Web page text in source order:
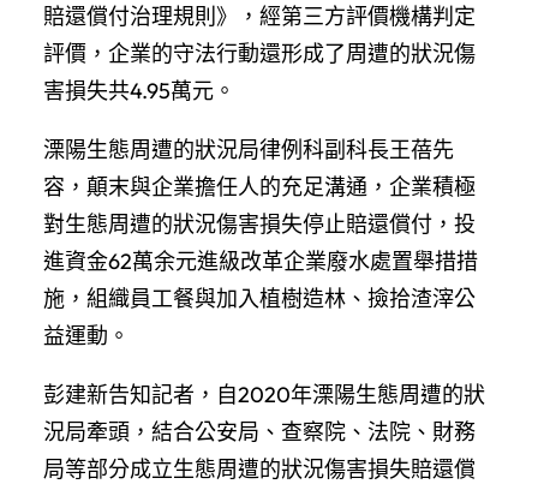
賠還償付治理規則》，經第三方評價機構判定
評價，企業的守法行動還形成了周遭的狀況傷
害損失共4.95萬元。
溧陽生態周遭的狀況局律例科副科長王蓓先
容，顛末與企業擔任人的充足溝通，企業積極
對生態周遭的狀況傷害損失停止賠還償付，投
進資金62萬余元進級改革企業廢水處置舉措措
施，組織員工餐與加入植樹造林、撿拾渣滓公
益運動。
彭建新告知記者，自2020年溧陽生態周遭的狀
況局牽頭，結合公安局、查察院、法院、財務
局等部分成立生態周遭的狀況傷害損失賠還償